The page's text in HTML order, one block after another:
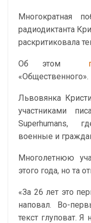
Многократная
радиодиктанта
раскритиковала
Об этом
«Общественного».
Львовянка
участниками
Superhumans,
военные и
Многолетнюю
этого года, но та
«За 26 лет это
наповал. Во-
текст глуповат.